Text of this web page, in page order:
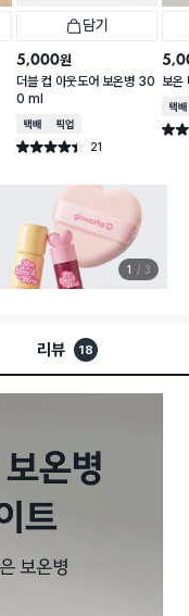
담기
5,000원
더블 컵 아웃도어 보온병 30
0 ml
택배배송매장픽업
별점 4.4점 21
건 작성
보온
택배
별점
1 3
리뷰 18